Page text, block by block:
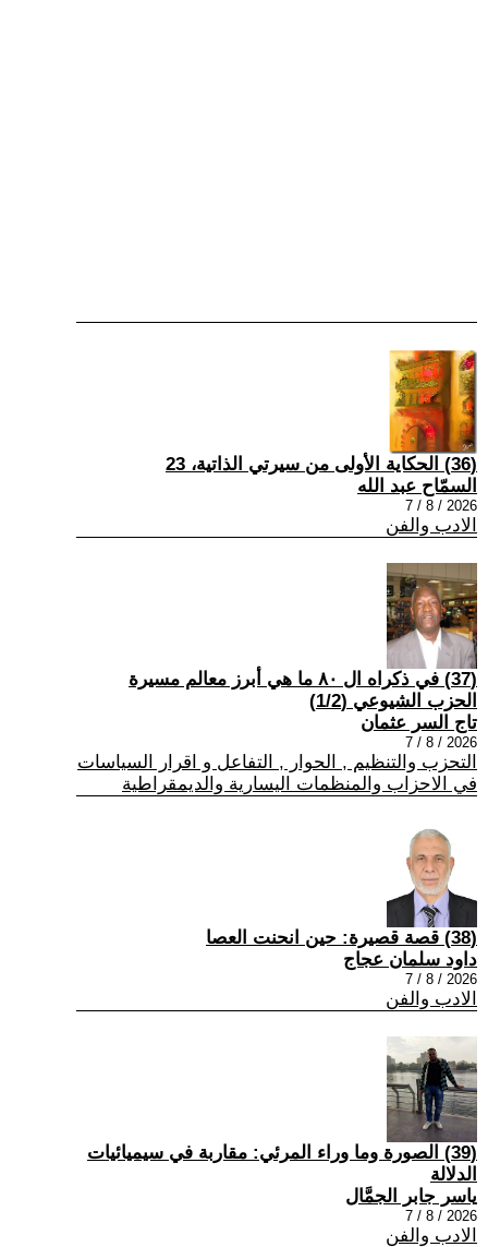
(36) الحكاية الأولى من سيرتي الذاتية، 23
السمّاح عبد الله
2026 / 8 / 7
الادب والفن
(37) في ذكراه ال ٨٠ ما هي أبرز معالم مسيرة
الحزب الشيوعي (1/2)
تاج السر عثمان
2026 / 8 / 7
التحزب والتنظيم , الحوار , التفاعل و اقرار السياسات
في الاحزاب والمنظمات اليسارية والديمقراطية
(38) قصة قصيرة: حين انحنت العصا
داود سلمان عجاج
2026 / 8 / 7
الادب والفن
(39) الصورة وما وراء المرئي: مقاربة في سيميائيات
الدلالة
ياسر جابر الجمَّال
2026 / 8 / 7
الادب والفن